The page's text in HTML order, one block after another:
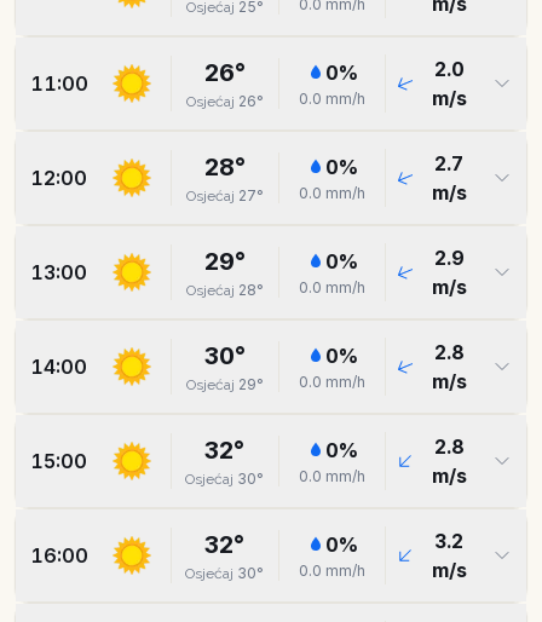
Osjećaj 25° 0.0 mm/h
11:00 26°
Osjećaj 26°
0%
0.0 mm/h
2.0
m/s
12:00 28°
Osjećaj 27°
0%
0.0 mm/h
2.7
m/s
13:00 29°
Osjećaj 28°
0%
0.0 mm/h
2.9
m/s
14:00 30°
Osjećaj 29°
0%
0.0 mm/h
2.8
m/s
15:00 32°
Osjećaj 30°
0%
0.0 mm/h
2.8
m/s
16:00 32°
Osjećaj 30°
0%
0.0 mm/h
3.2
m/s